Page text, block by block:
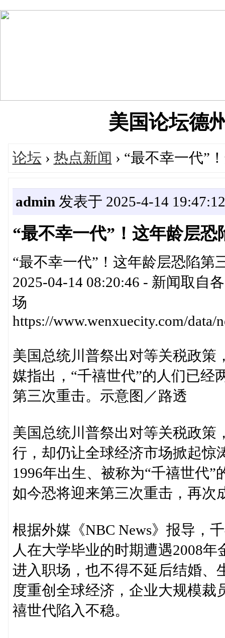
美国论坛德
论坛 › 热点新闻 › “最不幸一代”
admin 发表于 2025-4-14 19:47:12
“最不幸一代”！这年龄层恐
“最不幸一代”！这年龄层恐陷第
2025-04-14 08:20:46 - 新闻取自
场
https://www.wenxuecity.com/data/
美国总统川普祭出对等关税政策
媒指出，“千禧世代”的人们已经
第三次重击。示意图／路透
美国总统川普祭出对等关税政策
行，却仍让全球经济市场掀起惊
1996年出生、被称为“千禧世代
如今恐将迎来第三次重击，再次
根据外媒《NBC News》报导，
人在大学毕业的时期遭遇2008
进入职场，也不得不延后结婚、
度重创全球经济，企业大规模裁
禧世代陷入不稳。